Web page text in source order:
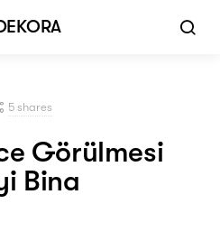
5 shares
Görülmesi
Bina